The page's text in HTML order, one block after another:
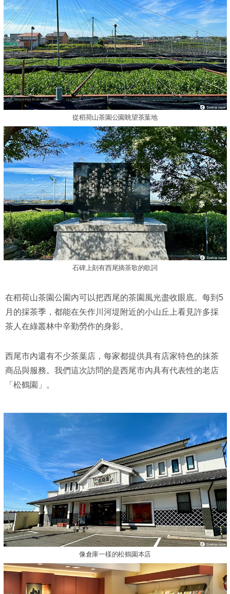
從稻荷山茶園公園眺望茶葉地
石碑上刻有西尾摘茶歌的歌詞
在稻荷山茶園公園內可以把西尾的茶園風光盡收眼底。每到5
月的採茶季，都能在矢作川河堤附近的小山丘上看見許多採
茶人在綠叢林中辛勤勞作的身影。
西尾市內還有不少茶葉店，每家都提供具有店家特色的抹茶
商品與服務。我們這次訪問的是西尾市內具有代表性的老店
「松鶴園」。
像倉庫一樣的松鶴園本店